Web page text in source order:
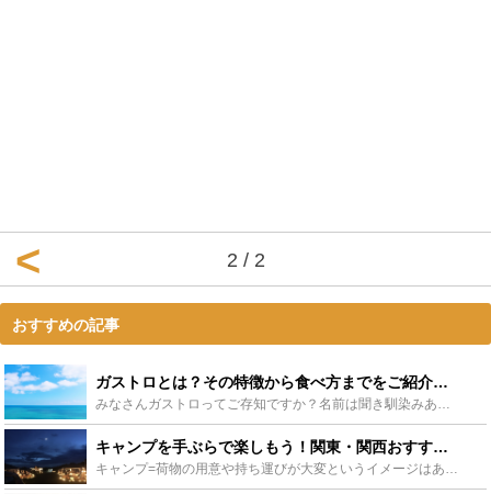
2 / 2
おすすめの記事
ガストロとは？その特徴から食べ方までをご紹介！ - Leisurego(レジャーゴー)
キャンプを手ぶらで楽しもう！関東・関西おすすめキャンプ場30選 - Leisurego(レジャーゴー)